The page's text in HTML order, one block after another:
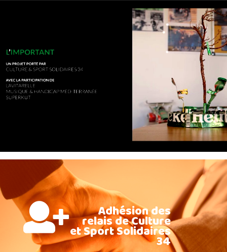
Adhésion des
relais de Culture
et Sport Solidaires
34